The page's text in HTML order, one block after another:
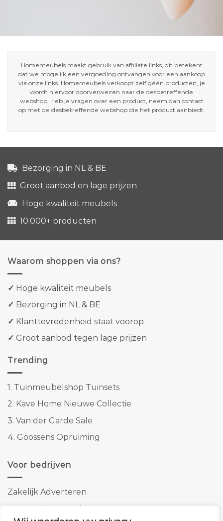
Homemeubels maakt gebruik van affiliate links, dit betekent
dat we mogelijk een vergoeding ontvangen voor een aankoop
via onze links. Homemeubels verkoopt zelf géén producten, je
wordt hiervoor doorverwezen naar de desbetreffende
webshop. Heb je vragen over een product, neem dan contact
op met de desbetreffende webshop die het product aanbiedt.
Bezorging in NL & BE
Groot aanbod en lage prijzen
Hoge kwaliteit meubels
10.000+ producten
Waarom shoppen via ons?
✓ Hoge kwaliteit meubels
✓ Bezorging in NL & BE
✓ Klanttevredenheid staat voorop
✓ Groot aanbod tegen lage prijzen
Trending
1. Tuinmeubelshop Tuinsets
2. Kave Home Nieuwe Collectie
3. Van der Garde Sale
4. Goossens Opruiming
Voor bedrijven
Zakelijk Adverteren
Banner advertenties